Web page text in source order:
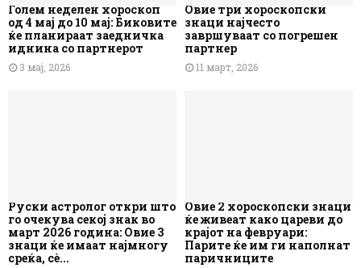
Голем неделен хороскоп
од 4 мај до 10 мај: Биковите
ќе планираат заедничка
иднина со партнерот
3 мај, 2026
Овие три хороскопски
знаци најчесто
завршуваат со погрешен
партнер
11 март, 2026
Руски астролог откри што
го очекува секој знак во
март 2026 година: Овие 3
знаци ќе имаат најмногу
среќа, сè...
Овие 2 хороскопски знаци
ќе живеат како цареви до
крајот на февруари:
Парите ќе им ги наполнат
паричниците